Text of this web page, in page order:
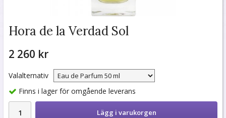
Hora de la Verdad Sol
2 260 kr
Valalternativ
Finns i lager för omgående leverans
Lägg i varukorgen